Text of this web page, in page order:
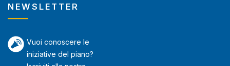
NEWSLETTER
Vuoi conoscere le
iniziative del piano?